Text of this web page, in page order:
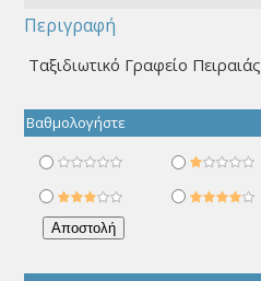
Περιγραφή
Ταξιδιωτικό Γραφείο Πειραιάς
Βαθμολογήστε